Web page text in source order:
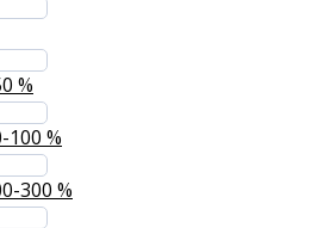
%
dựng 50-100 %
300 %